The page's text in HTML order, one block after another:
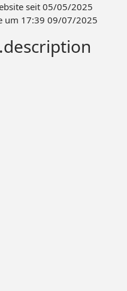
seit 05/05/2025
um 17:39 09/07/2025